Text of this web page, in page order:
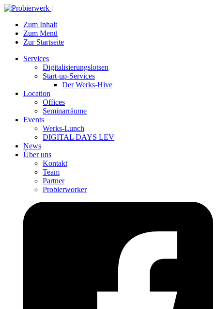
Zum Inhalt
Zum Menü
Zur Startseite
Services
Digitalisierungslotsen
Start-up-Services
Der Werks-Hive
Location
Offices
Seminarräume
Events
Werks-Lunch
DIGITAL DAYS LEV
News
Über uns
Kontakt
Team
Partner
Probierworker